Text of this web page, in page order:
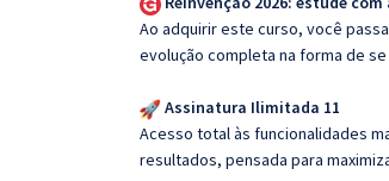
Ao adquirir este curso, você
evolução completa na forma de
Assinatura Ilimitada 11
Acesso total às funcionalidades
resultados, pensada para